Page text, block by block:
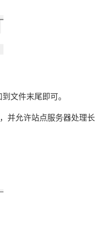
文件末尾即可。
并允许站点服务器处理长